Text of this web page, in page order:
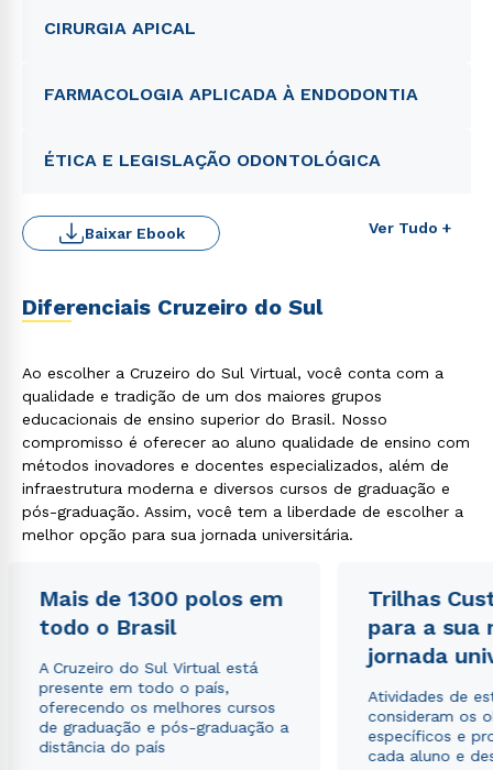
CIRURGIA APICAL
FARMACOLOGIA APLICADA À ENDODONTIA
ÉTICA E LEGISLAÇÃO ODONTOLÓGICA
Ver Tudo +
Baixar Ebook
Diferenciais Cruzeiro do Sul
Ao escolher a Cruzeiro do Sul Virtual, você conta com a
qualidade e tradição de um dos maiores grupos
educacionais de ensino superior do Brasil. Nosso
compromisso é oferecer ao aluno qualidade de ensino com
métodos inovadores e docentes especializados, além de
infraestrutura moderna e diversos cursos de graduação e
pós-graduação. Assim, você tem a liberdade de escolher a
melhor opção para sua jornada universitária.
Mais de 1300 polos em
todo o Brasil
A Cruzeiro do Sul Virtual está
presente em todo o país,
oferecendo os melhores cursos
de graduação e pós-graduação a
distância do país
Trilhas
para a sua
jornada
Atividades de
consideram os
específicos e
cada aluno e